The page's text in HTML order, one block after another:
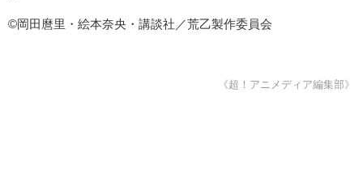
©岡田麿里・絵本奈央・講談社／荒乙製作委員会
《超！アニメディア編集部》